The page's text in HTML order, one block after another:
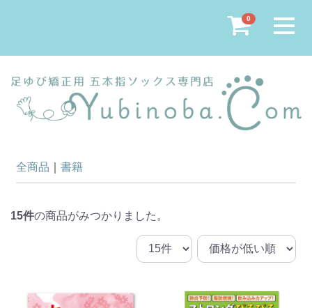
0 Menu
全商品 書籍
15件の商品がみつかりました。